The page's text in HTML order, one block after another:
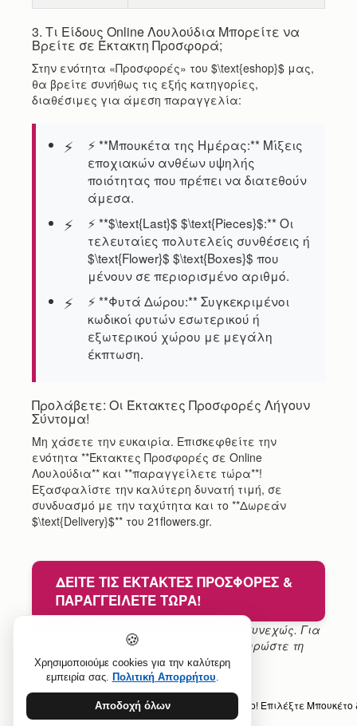
3. Τι Είδους Online Λουλούδια Μπορείτε να
Βρείτε σε Έκτακτη Προσφορά;
Στην ενότητα «Προσφορές» του $\text{eshop}$ μας,
θα βρείτε συνήθως τις εξής κατηγορίες,
διαθέσιμες για άμεση παραγγελία:
⚡ **Μπουκέτα της Ημέρας:** Μίξεις
εποχιακών ανθέων υψηλής
ποιότητας που πρέπει να διατεθούν
άμεσα.
⚡ **$\text{Last}$ $\text{Pieces}$:** Οι
τελευταίες πολυτελείς συνθέσεις ή
$\text{Flower}$ $\text{Boxes}$ που
μένουν σε περιορισμένο αριθμό.
⚡ **Φυτά Δώρου:** Συγκεκριμένοι
κωδικοί φυτών εσωτερικού ή
εξωτερικού χώρου με μεγάλη
έκπτωση.
Προλάβετε: Οι Έκτακτες Προσφορές Λήγουν
Σύντομα!
Μη χάσετε την ευκαιρία. Επισκεφθείτε την
ενότητα **Έκτακτες Προσφορές σε Online
Λουλούδια** και **παραγγείλετε τώρα**!
Εξασφαλίστε την καλύτερη δυνατή τιμή, σε
συνδυασμό με την ταχύτητα και το **Δωρεάν
$\text{Delivery}$** του 21flowers.gr.
ΔΕΊΤΕ ΤΙΣ ΈΚΤΑΚΤΕΣ ΠΡΟΣΦΟΡΈΣ &
ΠΑΡΑΓΓΕΊΛΕΤΕ ΤΏΡΑ!
Σημείωση: Η διαθεσιμότητα αλλάζει συνεχώς. Για
να διασφαλίσετε την έκπτωση, ολοκληρώστε τη
διαδικασία παραγγελίας άμεσα.
Προηγούμενο άρθρο: Online Λουλούδια με Δώρο! Επιλέξτε Μπουκέτο
🍪
Χρησιμοποιούμε cookies για την καλύτερη
εμπειρία σας. Πολιτική Απορρήτου.
Αποδοχή όλων